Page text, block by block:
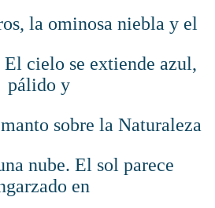
la ominosa niebla y el
cielo se extiende azul,
pálido y
sobre la Naturaleza
nube. El sol parece
en